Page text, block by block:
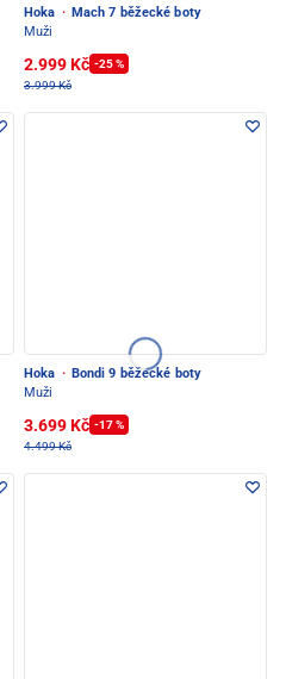
Hoka · Mach 7 běžecké boty
Muži
2.999 Kč -25 %
3.999 Kč
Hoka · Bondi 9 běžecké boty
Muži
3.699 Kč -17 %
4.499 Kč